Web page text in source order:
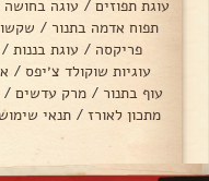
עוגת תפוזים / עוגה בחושה
תפוח אדמה בתנור /
פריקסה / עוגת בננות /
עוגיות שוקולד צ׳יפס /
עוף בתנור / מרק עדשים /
מתכון לאורז / תנאי